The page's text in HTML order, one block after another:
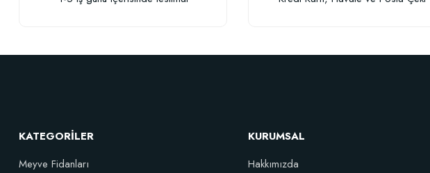
KATEGORİLER
Meyve Fidanları
KURUMSAL
Hakkımızda